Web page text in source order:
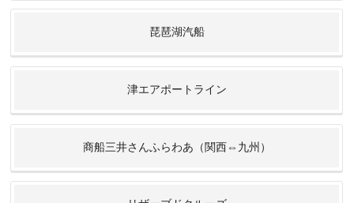
琵琶湖汽船
津エアポートライン
商船三井さんふらわあ（関西⇔九州）